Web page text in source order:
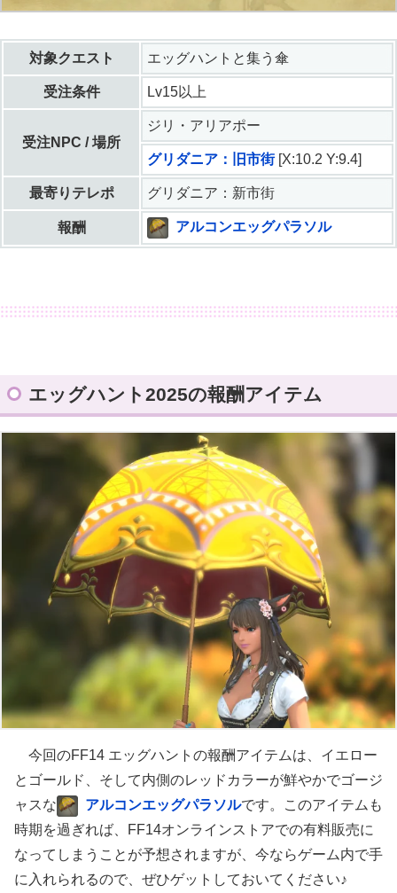
対象クエスト エッグハントと集う傘
受注条件 Lv15以上
受注NPC / 場所
ジリ・アリアポー
グリダニア：旧市街[X:10.2 Y:9.4]
最寄りテレポ グリダニア：新市街
報酬 アルコンエッグパラソル
エッグハント2025の報酬アイテム
今回のFF14 エッグハントの報酬アイテムは、イエロー
とゴールド、そして内側のレッドカラーが鮮やかでゴージ
ャスな
アルコンエッグパラソルです。このアイテムも
時期を過ぎれば、FF14オンラインストアでの有料販売に
なってしまうことが予想されますが、今ならゲーム内で手
に入れられるので、ぜひゲットしておいてください♪